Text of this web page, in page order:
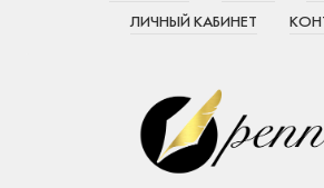
ЛИЧНЫЙ КАБИНЕТ